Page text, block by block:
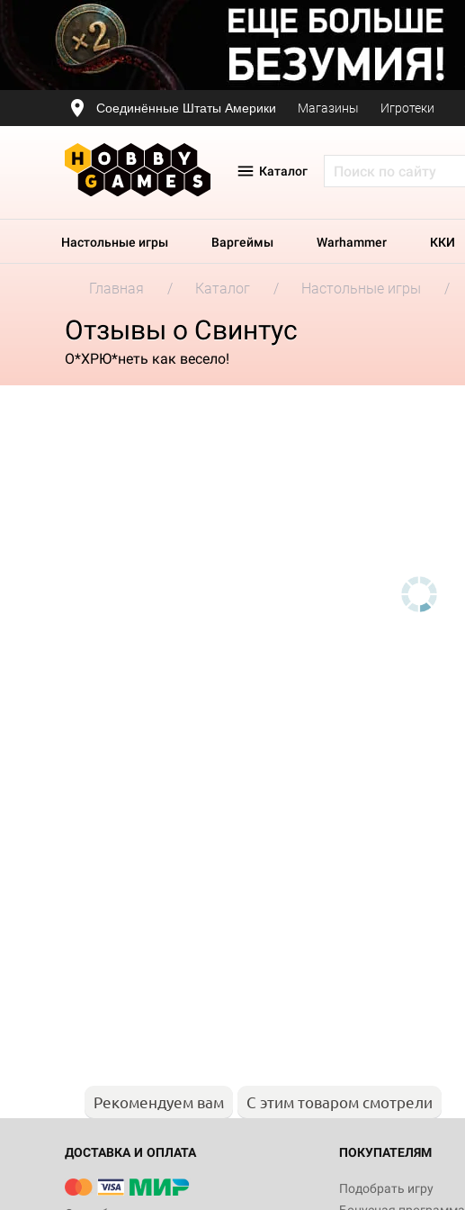
Соединённые Штаты Америки Магазины Игротеки
Каталог
Настольные игры Варгеймы Warhammer ККИ
Главная Каталог Настольные игры
Отзывы о Свинтус
О*ХРЮ*неть как весело!
Рекомендуем вам С этим товаром смотрели
ДОСТАВКА И ОПЛАТА ПОКУПАТЕЛЯМ
Подобрать игру